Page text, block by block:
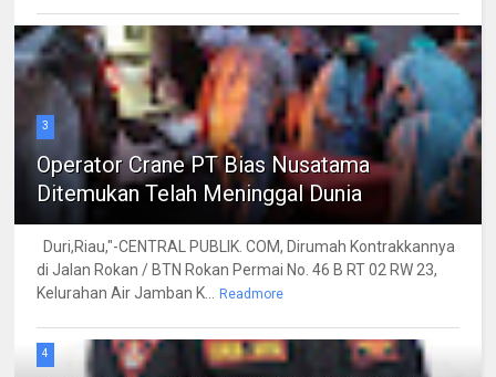
3
Operator Crane PT Bias Nusatama
Ditemukan Telah Meninggal Dunia
Duri,Riau,"-CENTRAL PUBLIK. COM, Dirumah Kontrakkannya
di Jalan Rokan / BTN Rokan Permai No. 46 B RT 02 RW 23,
Kelurahan Air Jamban K...
Readmore
4